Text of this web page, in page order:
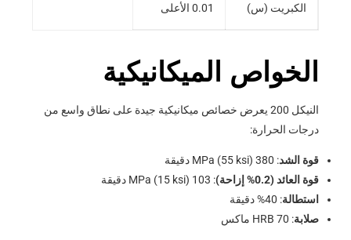
الكبريت (س) 0.01 الأعلى
الخواص الميكانيكية
النيكل 200 يعرض خصائص ميكانيكية جيدة على نطاق واسع من
درجات الحرارة:
قوة الشد: 380 MPa (55 ksi) دقيقة
قوة العائد (0.2% إزاحة)
: 103 MPa (15 ksi) دقيقة
استطالة: 40% دقيقة
صلابة: 70 HRB ماكس